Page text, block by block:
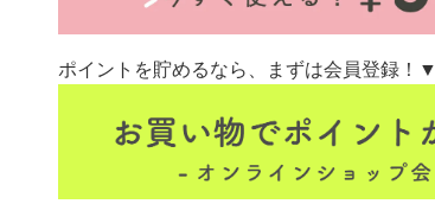
ポイントを貯めるなら、まずは会員登録！▼